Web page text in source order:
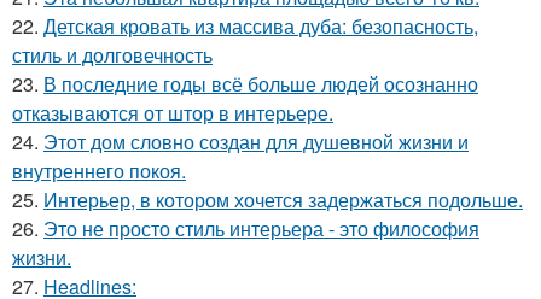
22. Детская кровать из массива дуба: безопасность,
стиль и долговечность
23. В последние годы всё больше людей осознанно
отказываются от штор в интерьере.
24. Этот дом словно создан для душевной жизни и
внутреннего покоя.
25. Интерьер, в котором хочется задержаться подольше.
26. Это не просто стиль интерьера - это философия
жизни.
27. Headlines: